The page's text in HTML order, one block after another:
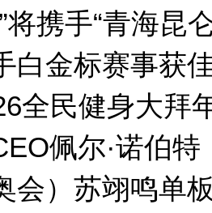
将携手“青海昆
白金标赛事获
全民健身大拜
佩尔·诺伯
会）苏翊鸣单